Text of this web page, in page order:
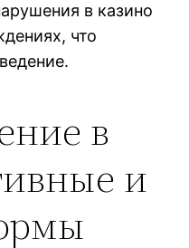
в казино
что
в
и